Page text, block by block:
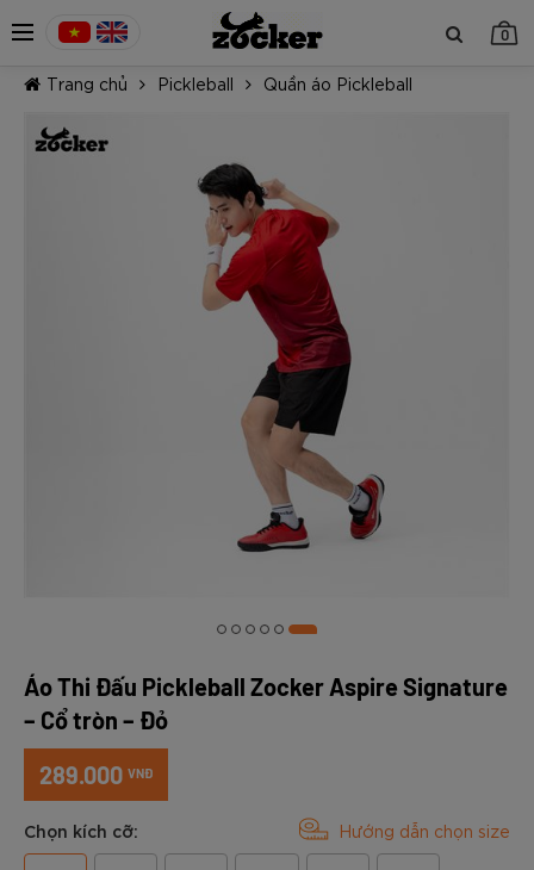
0
TIẾP TỤC MUA HÀNG
Trang chủ Pickleball Quần áo Pickleball
Áo Thi Đấu Pickleball Zocker Aspire Signature
– Cổ tròn – Đỏ
289.000 VNĐ
Chọn kích cỡ: Hướng dẫn chọn size